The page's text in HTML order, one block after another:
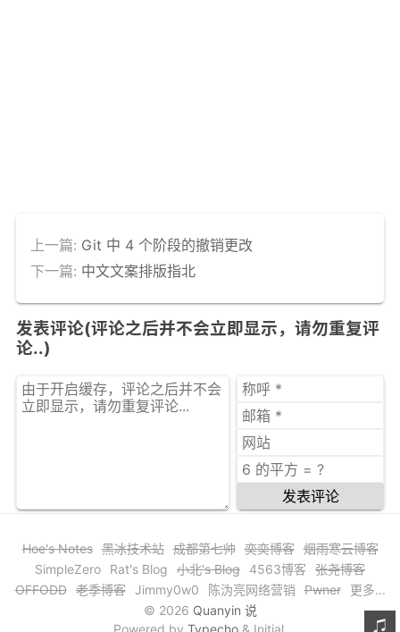
上一篇: Git 中 4 个阶段的撤销更改
下一篇: 中文文案排版指北
发表评论(评论之后并不会立即显示，请勿重复评
论..)
发表评论
Hoe's Notes 黑冰技术站 成都第七帅 奕奕博客 烟雨寒云博客
SimpleZero
Rat's Blog 小北's Blog 4563博客
张尧博客
OFFODD 老季博客 Jimmy0w0 陈沩亮网络营销 Pwner
更多...
© 2026 Quanyin 说
Powered by Typecho& Initial.